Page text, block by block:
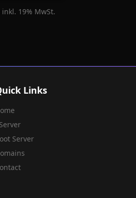
19% MwSt.
Links
Server